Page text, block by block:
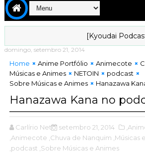
[Kyoudai Podcast
domingo, setembro 21, 2014
Home Anime Portfólio Animecote
Músicas e Animes
NETOIN
podcast
Sobre Músicas e Animes
Hanazawa
Hanazawa Kana no
Carlírio Neto setembro 21, 2014
,Animecote ,Chuva de Nanquim ,Músicas
,podcast ,Sobre Músicas e Animes